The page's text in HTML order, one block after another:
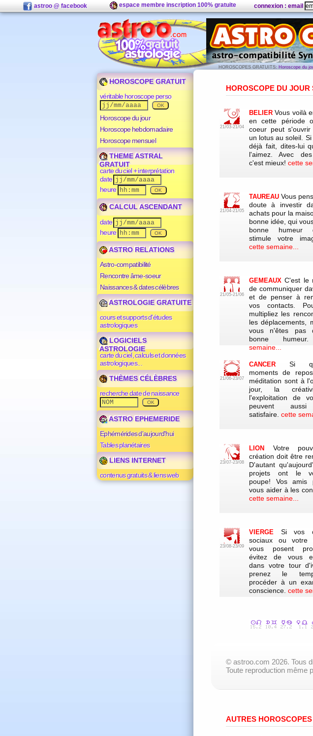
astroo @ facebook espace membre inscription 100% gratuite connexion : email
HOROSCOPES GRATUITS: Horoscope du
HOROSCOPE GRATUIT
véritable horoscope perso
Horoscope du jour
Horoscope hebdomadaire
Horoscope mensuel
THEME ASTRAL
GRATUIT
carte du ciel + interprétation
date
heure
CALCUL ASCENDANT
date
heure
ASTRO RELATIONS
Astro-compatibilité
Rencontre âme-soeur
Naissances & dates célèbres
ASTROLOGIE GRATUITE
cours et supports d'études
astrologiques
LOGICIELS
ASTROLOGIE
carte du ciel, calculs et données
astrologiques...
THÈMES CÉLÈBRES
recherche date de naissance
ASTRO EPHEMERIDE
Ephémérides d'aujourd'hui
Tables planétaires
LIENS INTERNET
contenus gratuits & liens web
HOROSCOPE DU JOUR
21/03-21/04
BELIER Vous voilà
en cette période
coeur peut s'ouvrir
un lotus au soleil.
déjà fait, dites-lui
l'aimez. Avec
c'est mieux! cette
21/04-21/05
TAUREAU Vous
doute à investir
achats pour la
bonne idée, qui
bonne
stimule votre
cette semaine...
21/05-21/06
GEMEAUX C'est le
de communiquer
et de penser à
vos contacts.
multipliez les
les déplacements,
vous n'êtes pas
bonne
semaine...
21/06-23/07
CANCER
Si
moments de
méditation sont à
jour, la
l'exploitation de
peuvent
satisfaire. cette
23/07-23/08
LION
Votre
création doit être
D'autant
projets ont le
poupe! Vos amis
vous aider à les
cette semaine...
23/08-23/09
VIERGE
Si vos
sociaux ou votre
vous posent
évitez de vous
dans votre tour
prenez le
procéder à un
conscience. cette
© astroo.com 2026. Tous
Toute reproduction même
AUTRES